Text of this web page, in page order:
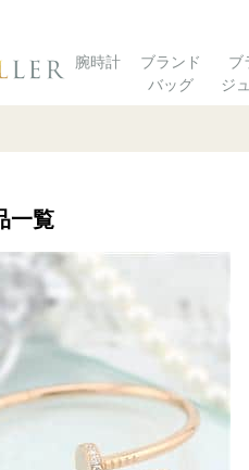
腕時計
ブランド
バッグ
ブ
ジ
一覧